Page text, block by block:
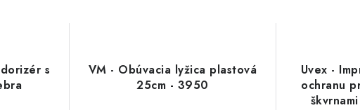
s
VM - Obúvacia lyžica plastová
25cm - 3950
Uvex -
ochranu